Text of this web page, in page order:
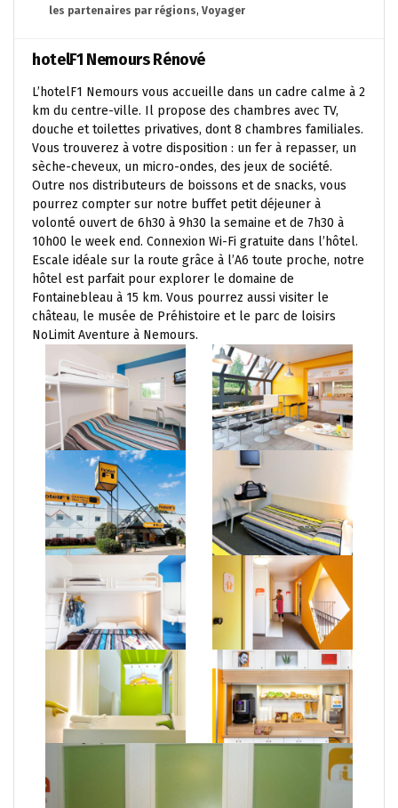
les partenaires par régions, Voyager
hotelF1 Nemours Rénové
L’hotelF1 Nemours vous accueille dans un cadre calme à 2
km du centre-ville. Il propose des chambres avec TV,
douche et toilettes privatives, dont 8 chambres familiales.
Vous trouverez à votre disposition : un fer à repasser, un
sèche-cheveux, un micro-ondes, des jeux de société.
Outre nos distributeurs de boissons et de snacks, vous
pourrez compter sur notre buffet petit déjeuner à
volonté ouvert de 6h30 à 9h30 la semaine et de 7h30 à
10h00 le week end. Connexion Wi-Fi gratuite dans l’hôtel.
Escale idéale sur la route grâce à l’A6 toute proche, notre
hôtel est parfait pour explorer le domaine de
Fontainebleau à 15 km. Vous pourrez aussi visiter le
château, le musée de Préhistoire et le parc de loisirs
NoLimit Aventure à Nemours.